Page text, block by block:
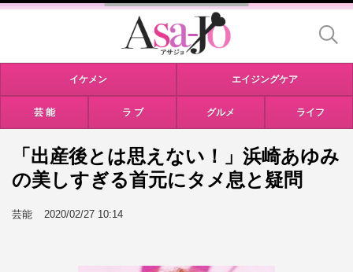
イケメン エイジングケア
芸 能 ラ ブ グルメ ライフ
「出産後とは思えない！」浜崎あゆみ
の美しすぎる首元にタメ息と疑問
芸能 2020/02/27 10:14